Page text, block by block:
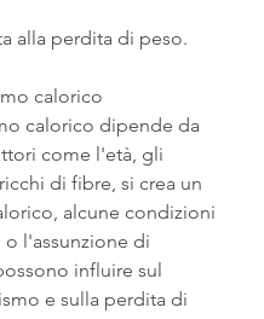
alla perdita di peso.
calorico
calorico dipende da
come l'età, gli
di fibre, si crea un
alcune condizioni
l'assunzione di
influire sul
e sulla perdita di